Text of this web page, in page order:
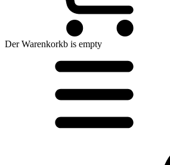
Der Warenkorkb is empty